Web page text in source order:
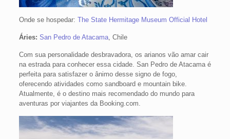
Onde se hospedar: The State Hermitage Museum Official Hotel
Áries: San Pedro de Atacama, Chile
Com sua personalidade desbravadora, os arianos vão amar cair
na estrada para conhecer essa cidade. San Pedro de Atacama é
perfeita para satisfazer o ânimo desse signo de fogo,
oferecendo atividades como sandboard e mountain bike.
Atualmente, é o destino mais recomendado do mundo para
aventuras por viajantes da Booking.com.